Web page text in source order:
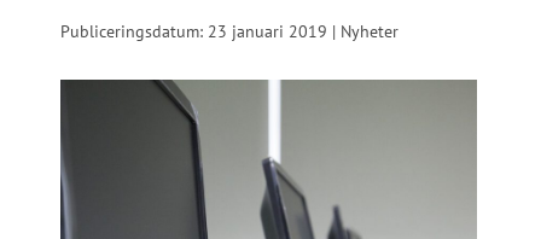
Publiceringsdatum: 23 januari 2019 | Nyheter